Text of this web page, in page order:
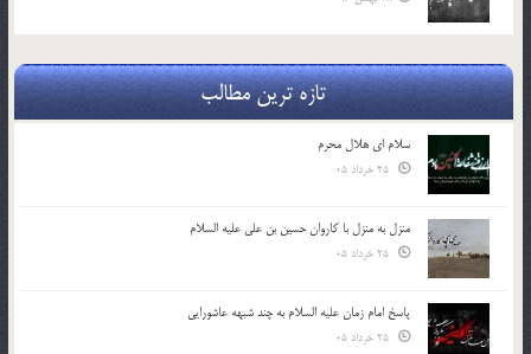
تازه ترین مطالب
سلام ای هلال محرم
منزل به منزل با کاروان حسین بن علی علیه السلام
پاسخ امام زمان علیه السلام به چند شبهه عاشورایی